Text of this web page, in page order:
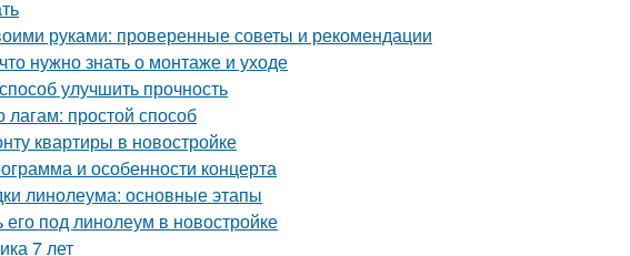
руками: проверенные советы и рекомендации
нужно знать о монтаже и уходе
улучшить прочность
лагам: простой способ
квартиры в новостройке
и особенности концерта
линолеума: основные этапы
под линолеум в новостройке
7 лет